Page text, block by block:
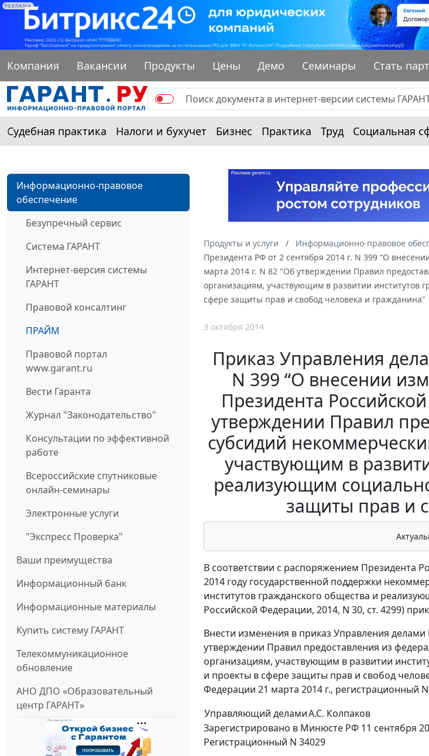
РЕКЛАМА
Компания Вакансии Продукты Цены Демо Семинары Стать
Судебная практика Налоги и бухучет Бизнес Практика Труд Социальная
Информационно-правовое
обеспечение
Безупречный сервис
Система ГАРАНТ
Интернет-версия системы
ГАРАНТ
Правовой консалтинг
ПРАЙМ
Правовой портал
www.garant.ru
Вести Гаранта
Журнал "Законодательство"
Консультации по эффективной
работе
Всероссийские спутниковые
онлайн-семинары
Электронные услуги
"Экспресс Проверка"
Ваши преимущества
Информационный банк
Информационные материалы
Купить систему ГАРАНТ
Телекоммуникационное
обновление
АНО ДПО «Образовательный
центр ГАРАНТ»
Продукты и услуги Информационно-правовое
Президента РФ от 2 сентября 2014 г. N 399 “О
марта 2014 г. N 82 "Об утверждении Правил
организациям, участвующим в развитии институтов
сфере защиты прав и свобод человека и гражданина"
3 октября 2014
Приказ Управления
N 399 “О внесении
Президента
утверждении Правил
субсидий
участвующим в
реализующим
защиты прав и
В соответствии с распоряжением Президента
2014 году государственной поддержки
институтов гражданского общества и
Российской Федерации, 2014, N 30, ст. 4299)
Внести изменения в приказ Управления
утверждении Правил предоставления из
организациям, участвующим в развитии
и проекты в сфере защиты прав и свобод
Федерации 21 марта 2014 г., регистрационный
Управляющий деламиА.С. Колпаков
Зарегистрировано в Минюсте РФ 11 сентября
Регистрационный N 34029